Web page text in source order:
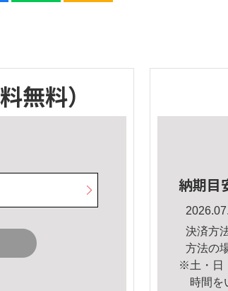
無料）
納期目
決済方
方法の
※土・日
時間を